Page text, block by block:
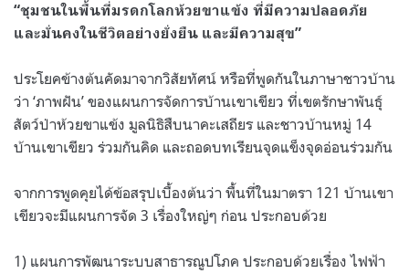
“ชุมชนในพื้นที่มรดกโลกห้วยขาแข้ง ที่มีความปลอดภัย
และมั่นคงในชีวิตอย่างยั่งยืน และมีความสุข”
ประโยคข้างต้นคัดมาจากวิสัยทัศน์ หรือที่พูดกันในภาษาชาวบ้าน
ว่า ‘ภาพฝัน’ ของแผนการจัดการบ้านเขาเขียว ที่เขตรักษาพันธุ์
สัตว์ป่าห้วยขาแข้ง มูลนิธิสืบนาคะเสถียร และชาวบ้านหมู่ 14
บ้านเขาเขียว ร่วมกันคิด และถอดบทเรียนจุดแข็งจุดอ่อนร่วมกัน
จากการพูดคุยได้ข้อสรุปเบื้องต้นว่า พื้นที่ในมาตรา 121 บ้านเขา
เขียวจะมีแผนการจัด 3 เรื่องใหญ่ๆ ก่อน ประกอบด้วย
1) แผนการพัฒนาระบบสาธารณูปโภค ประกอบด้วยเรื่อง ไฟฟ้า